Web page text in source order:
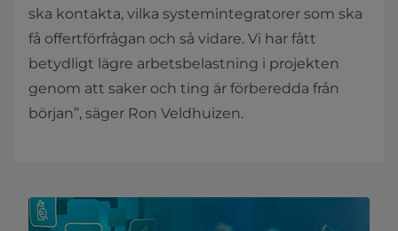
ska kontakta, vilka systemintegratorer som ska
få offertförfrågan och så vidare. Vi har fått
betydligt lägre arbetsbelastning i projekten
genom att saker och ting är förberedda från
början”, säger Ron Veldhuizen.